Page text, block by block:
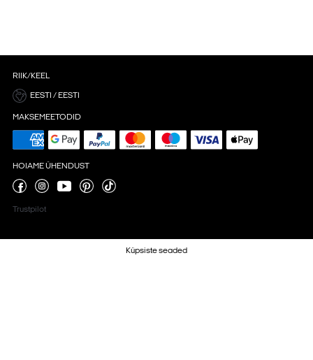
RIIK/KEEL
EESTI / EESTI
MAKSEMEETODID
HOIAME ÜHENDUST
Trustpilot
Küpsiste seaded